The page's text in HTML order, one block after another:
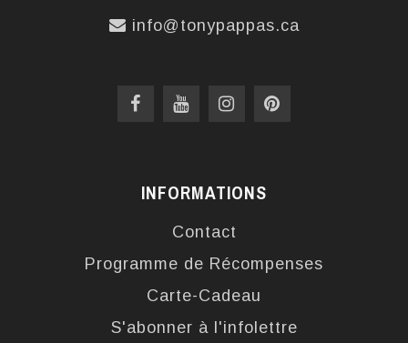
info@tonypappas.ca
INFORMATIONS
Contact
Programme de Récompenses
Carte-Cadeau
S'abonner à l'infolettre